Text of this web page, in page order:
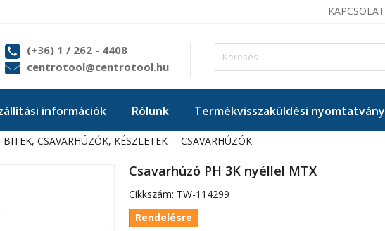
KAPCSOLAT
(+36) 1 / 262 - 4408
centrotool@centrotool.hu
információk Rólunk Termékvisszaküldési nyomtatvány
BITEK, CSAVARHÚZÓK, KÉSZLETEK CSAVARHÚZÓK
Csavarhúzó PH 3K nyéllel MTX
Cikkszám: TW-114299
Rendelésre